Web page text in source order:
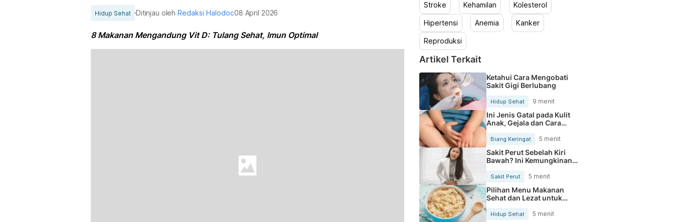
Hidup Sehat Ditinjau olehRedaksi Halodoc08 April 2026
8 Makanan Mengandung Vit D: Tulang Sehat, Imun Optimal
Stroke Kehamilan Kolesterol
Hipertensi Anemia Kanker
Reproduksi
Artikel Terkait
Ketahui Cara Mengobati
Sakit Gigi Berlubang
Hidup Sehat 9 menit
Ini Jenis Gatal pada Kulit
Anak, Gejala dan Cara
Mengobatinya
Biang Keringat 5 menit
Sakit Perut Sebelah Kiri
Bawah? Ini Kemungkinan
Sakit Perut 5 menit
Pilihan Menu Makanan
Sehat dan Lezat untuk
Mengurangi Kolesterol
Hidup Sehat 5 menit